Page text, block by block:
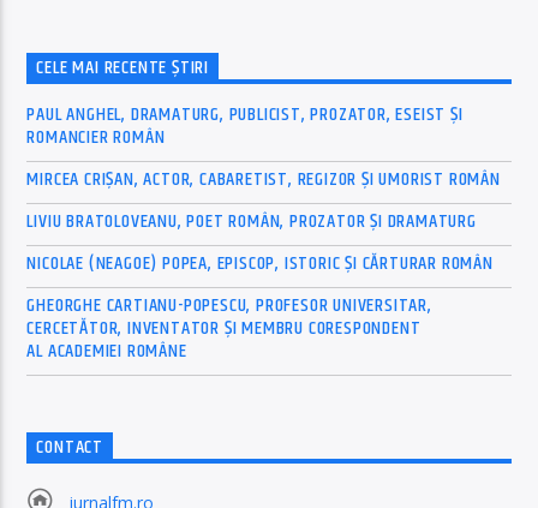
CELE MAI RECENTE ȘTIRI
PAUL ANGHEL, DRAMATURG, PUBLICIST, PROZATOR, ESEIST ȘI
ROMANCIER ROMÂN
MIRCEA CRIȘAN, ACTOR, CABARETIST, REGIZOR ȘI UMORIST ROMÂN
LIVIU BRATOLOVEANU, POET ROMÂN, PROZATOR ȘI DRAMATURG
NICOLAE (NEAGOE) POPEA, EPISCOP, ISTORIC ȘI CĂRTURAR ROMÂN
GHEORGHE CARTIANU-POPESCU, PROFESOR UNIVERSITAR,
CERCETĂTOR, INVENTATOR ȘI MEMBRU CORESPONDENT
AL ACADEMIEI ROMÂNE
CONTACT
jurnalfm.ro